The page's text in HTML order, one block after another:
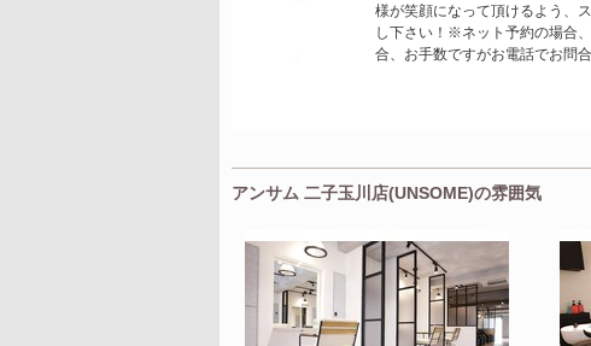
様が笑顔になって頂けるよう、
し下さい！※ネット予約の場合
合、お手数ですがお電話でお問
アンサム 二子玉川店(UNSOME)の雰囲気